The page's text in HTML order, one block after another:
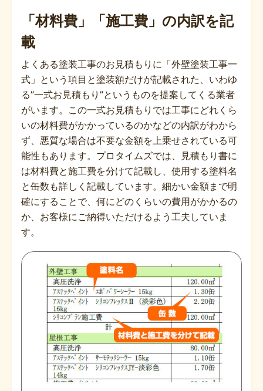
「材料費」「施工費」の内訳を記
載
よくある塗装工事のお見積もりに「外壁塗装工事一
式」という項目と塗装額だけが記載された、いわゆ
る”一式お見積もり”というものを提案してくる業者
がいます。この一式お見積もりでは工事にどれくら
いの材料費がかかっているのかなどの内訳がわから
ず、悪質な場合は不要な金額を上乗せされている可
能性もあります。プロタイムズでは、見積もり書に
は材料費と施工費を分けて記載し、使用する塗料名
と缶数も詳しく記載しています。細かい金額まで明
確にすることで、何にどのくらいの費用がかかるの
か、お客様にご納得いただけるよう工夫していま
す。